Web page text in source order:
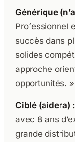
Générique
Professionnel
succès dans
solides
approche
opportunités. »
Ciblé (aidera) :
avec 8 ans
grande